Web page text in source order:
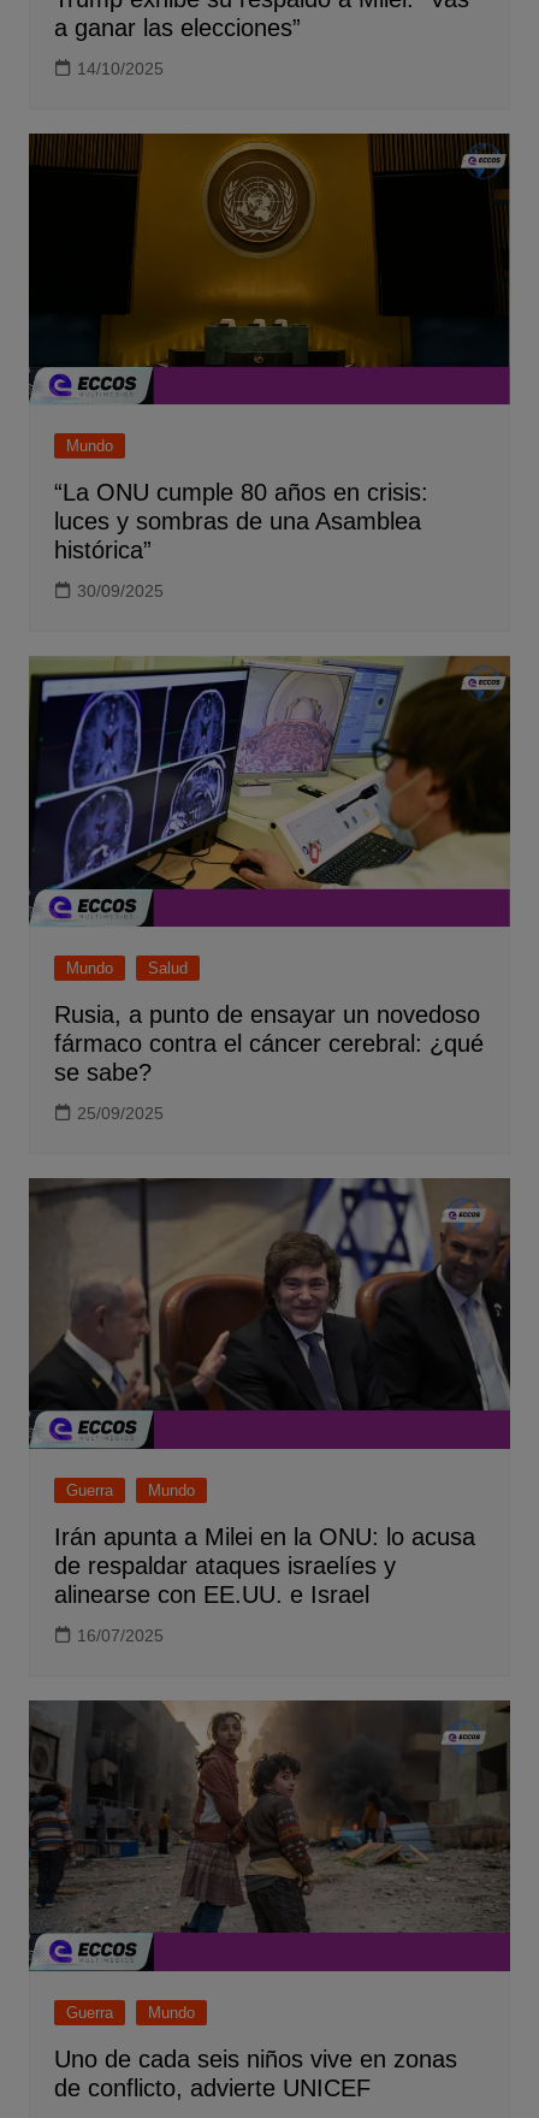
a ganar las elecciones”
14/10/2025
Mundo
“La ONU cumple 80 años en crisis:
luces y sombras de una Asamblea
histórica”
30/09/2025
Mundo Salud
Rusia, a punto de ensayar un novedoso
fármaco contra el cáncer cerebral: ¿qué
se sabe?
25/09/2025
Guerra Mundo
Irán apunta a Milei en la ONU: lo acusa
de respaldar ataques israelíes y
alinearse con EE.UU. e Israel
16/07/2025
Guerra Mundo
Uno de cada seis niños vive en zonas
de conflicto, advierte UNICEF